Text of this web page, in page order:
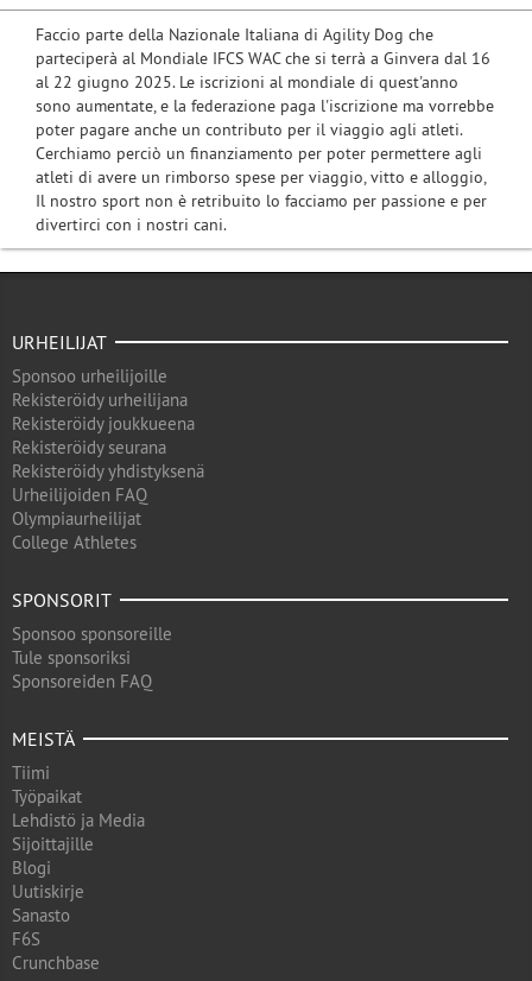
Faccio parte della Nazionale Italiana di Agility Dog che
parteciperà al Mondiale IFCS WAC che si terrà a Ginvera dal 16
al 22 giugno 2025. Le iscrizioni al mondiale di quest'anno
sono aumentate, e la federazione paga l'iscrizione ma vorrebbe
poter pagare anche un contributo per il viaggio agli atleti.
Cerchiamo perciò un finanziamento per poter permettere agli
atleti di avere un rimborso spese per viaggio, vitto e alloggio,
Il nostro sport non è retribuito lo facciamo per passione e per
divertirci con i nostri cani.
URHEILIJAT
Sponsoo urheilijoille
Rekisteröidy urheilijana
Rekisteröidy joukkueena
Rekisteröidy seurana
Rekisteröidy yhdistyksenä
Urheilijoiden FAQ
Olympiaurheilijat
College Athletes
SPONSORIT
Sponsoo sponsoreille
Tule sponsoriksi
Sponsoreiden FAQ
MEISTÄ
Tiimi
Työpaikat
Lehdistö ja Media
Sijoittajille
Blogi
Uutiskirje
Sanasto
F6S
Crunchbase